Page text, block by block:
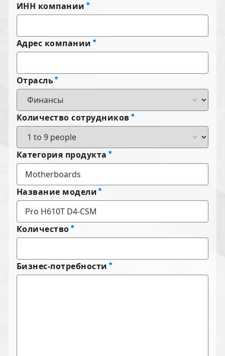
ИНН компании
Адрес компании
Отрасль
Количество сотрудников
Категория продукта
Название модели
Количество
Бизнес-потребности